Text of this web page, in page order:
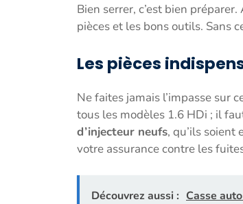
Bien serrer, c’est bien
pièces et les bons outils. Sans
Les pièces
Ne faites jamais l’impasse sur
tous les modèles 1.6 HDi ; il
d’injecteur neufs, qu’ils soient
votre assurance contre les
Découvrez aussi : Casse